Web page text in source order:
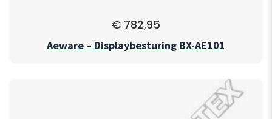
€ 782,95
Aeware – Displaybesturing BX-AE101